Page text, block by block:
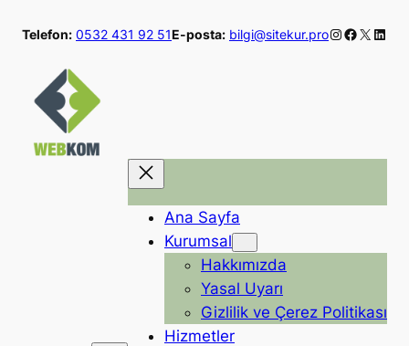
geç
Telefon: 0532 431 92 51E-posta: bilgi@sitekur.proInstagram
X
Ana Sayfa
Kurumsal
Hakkımızda
Yasal Uyarı
Gizlilik ve Çerez Politikası
Hizmetler